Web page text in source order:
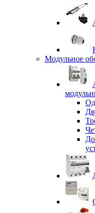
Модульное